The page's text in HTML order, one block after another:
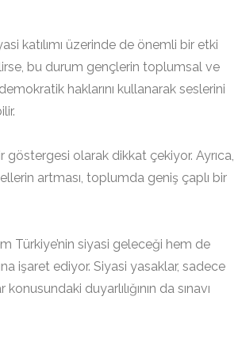
katılımı üzerinde de önemli bir etki
bu durum gençlerin toplumsal ve
haklarını kullanarak seslerini
göstergesi olarak dikkat çekiyor. Ayrıca,
artması, toplumda geniş çaplı bir
Türkiye’nin siyasi geleceği hem de
işaret ediyor. Siyasi yasaklar, sadece
duyarlılığının da sınavı